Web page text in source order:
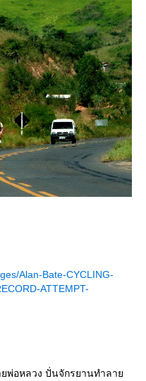
Alan-Bate-CYCLING-
ATTEMPT-
พ่อหลวง ปั่นจักรยานทำลา